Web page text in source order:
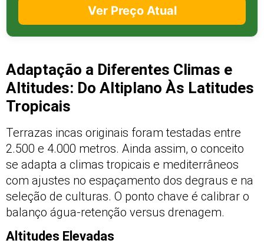
Ver Preço Atual
Adaptação a Diferentes Climas e
Altitudes: Do Altiplano Às Latitudes
Tropicais
Terrazas incas originais foram testadas entre
2.500 e 4.000 metros. Ainda assim, o conceito
se adapta a climas tropicais e mediterrâneos
com ajustes no espaçamento dos degraus e na
seleção de culturas. O ponto chave é calibrar o
balanço água-retenção versus drenagem.
Altitudes Elevadas